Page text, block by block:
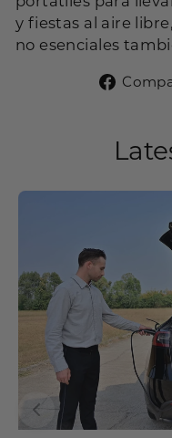
y fiestas al aire
no esenciales